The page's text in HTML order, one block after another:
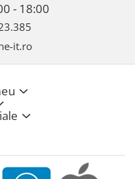
- 18:00
it.ro